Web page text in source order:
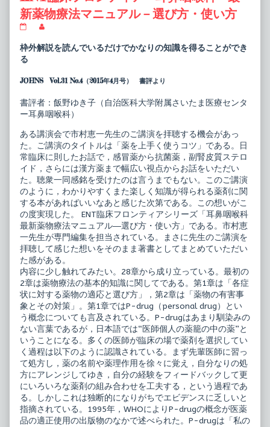
新薬物療法マニュアル－選び方・使い方
ENT
床
フ
テ
ア
耳
鼻
喉
科
最
新
薬
物
療
法
マ
ニ
ュ
ア
ル
－
選
び
方・
使
い
方
published
on
posts
by
of
床
フ
ン
テ
ィ
ア
耳
鼻
咽
喉
科
最
新
薬
物
療
法
マ
ニ
ュ
ア
ル
－
選
び
方・
使
い
方,
枠外解説を読んでいるだけでかなりの知識を得ることができ
る
JOHNS Vol.31 No.4（2015年4月号） 書評より
書評者：飯野ゆき子（自治医科大学附属さいたま医療センタ
ー耳鼻咽喉科）
ある講演会で市村恵一先生のご講演を拝聴する機会があっ
た。ご講演のタイトルは「薬を上手く使うコツ」である。日
常臨床に則したお話で，感冒薬から抗菌薬，副腎皮質ステロ
イド，さらには漢方薬まで幅広い視点からお話をいただい
た。聴衆一同感銘を受けたのは言うまでもない。このご講演
のように，わかりやすくまた楽しく知識が得られる薬剤に関
する本があればいいなあと感じた次第である。この想いがこ
の度実現した。 ENT臨床フロンティアシリーズ「耳鼻咽喉科
最新薬物療法マニュアル―選び方・使い方」である。市村恵
一先生が専門編集を担当されている。まさに先生のご講演を
拝聴して感じた想いをそのまま著書としてまとめていただい
た感がある。
内容に少し触れてみたい。28章から成り立っている。最初の
2章は薬物療法の基本的知識に関してである。第1章は「各症
状に対する薬物の適応と選び方」，第2章は「薬物の有害事
象とその対策」。第1章ではP-drug（personal drug）とい
う概念についても言及されている。P-drugはあまり馴染みの
ない言葉であるが，日本語では“医師個人の薬籠の中の薬”と
いうことになる。多くの医師が臨床の場で薬剤を選択してい
く過程は以下のように認識されている。まず先輩医師に習っ
て処方し，薬の名前や薬理作用を徐々に覚え，自分なりの処
方にアレンジしてゆき，自分の経験をフィードバックして更
にいろいろな薬剤の組み合わせを工夫する，という過程であ
る。しかしこれは独断的になりがちでエビデンスに乏しいと
指摘されている。1995年，WHOによりP-drugの概念が医薬
品の適正使用の出版物のなかで述べられた。P-drugは「私の